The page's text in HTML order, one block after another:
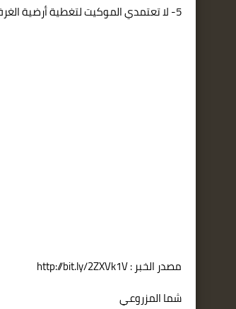
5- لا تعتمدي الموكيت لتغطية أرضية الغرفة لأنها تثير الحساسية لدى الرضيع بسهولة.
مصدر الخبر : http://bit.ly/2ZXVk1V
شما المزروعي